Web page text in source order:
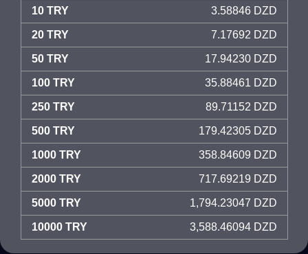
10 TRY 3.58846 DZD
20 TRY 7.17692 DZD
50 TRY 17.94230 DZD
100 TRY 35.88461 DZD
250 TRY 89.71152 DZD
500 TRY 179.42305 DZD
1000 TRY 358.84609 DZD
2000 TRY 717.69219 DZD
5000 TRY 1,794.23047 DZD
10000 TRY 3,588.46094 DZD